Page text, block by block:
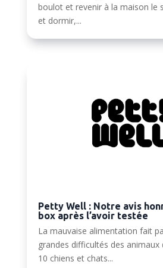
boulot et revenir à la maison le
et dormir,...
Petty Well : Notre avis
box après l’avoir testée
La mauvaise alimentation fait
grandes difficultés des animaux
10 chiens et chats...